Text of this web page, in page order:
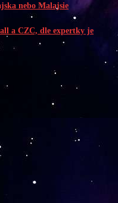
nebo Malajsie
a CZC, dle expertky je